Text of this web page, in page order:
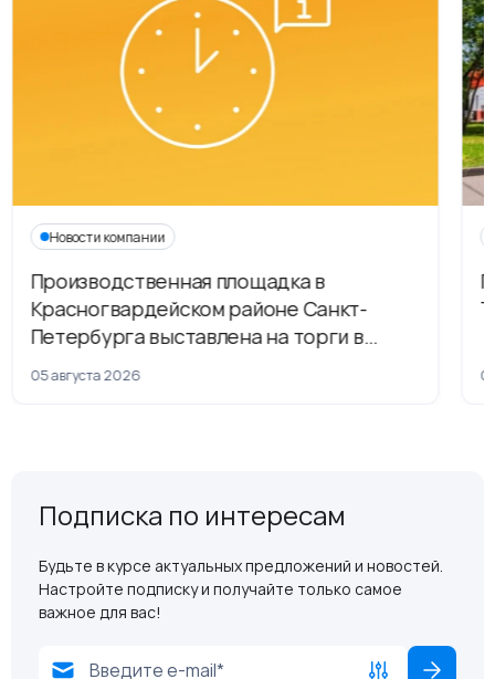
Новости компании
Производственная площадка в
Красногвардейском районе Санкт-
Петербурга выставлена на торги в
рамках приватизации
05 августа 2026
Подписка по интересам
Будьте в курсе актуальных предложений и новостей.
Настройте подписку и получайте только самое
важное для вас!